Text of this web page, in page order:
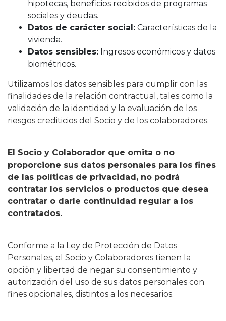
hipotecas, beneficios recibidos de programas
sociales y deudas.
Datos de carácter social: Características de la
vivienda.
Datos sensibles: Ingresos económicos y datos
biométricos.
Utilizamos los datos sensibles para cumplir con las
finalidades de la relación contractual, tales como la
validación de la identidad y la evaluación de los
riesgos crediticios del Socio y de los colaboradores.
El Socio y Colaborador que omita o no
proporcione sus datos personales para los fines
de las políticas de privacidad, no podrá
contratar los servicios o productos que desea
contratar o darle continuidad regular a los
contratados.
Conforme a la Ley de Protección de Datos
Personales, el Socio y Colaboradores tienen la
opción y libertad de negar su consentimiento y
autorización del uso de sus datos personales con
fines opcionales, distintos a los necesarios.